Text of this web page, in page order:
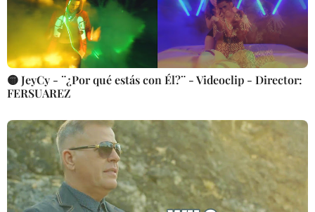
🟡 JeyCy - ¨¿Por qué estás con Él?¨ - Videoclip - Director:
FERSUAREZ